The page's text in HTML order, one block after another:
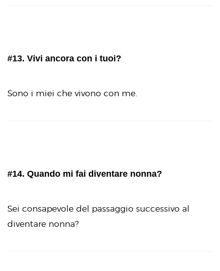
#13. Vivi ancora con i tuoi?
Sono i miei che vivono con me.
#14. Quando mi fai diventare nonna?
Sei consapevole del passaggio successivo al
diventare nonna?